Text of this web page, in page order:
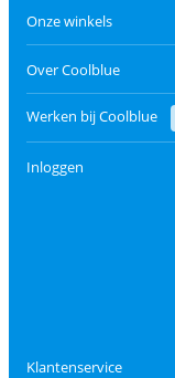
Onze winkels
Over Coolblue
Werken bij Coolblue
Inloggen
Klantenservice